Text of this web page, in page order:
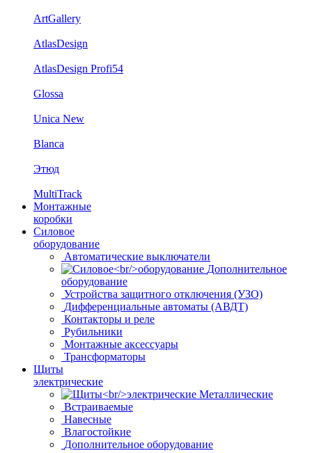
ArtGallery
AtlasDesign
AtlasDesign Profi54
Glossa
Unica New
Blanca
Этюд
MultiTrack
Монтажные
коробки
Силовое
оборудование
Автоматические выключатели
Дополнительное
оборудование
Устройства защитного отключения (УЗО)
Дифференциальные автоматы (АВДТ)
Контакторы и реле
Рубильники
Монтажные аксессуары
Трансформаторы
Щиты
электрические
Металлические
Встраиваемые
Навесные
Влагостойкие
Дополнительное оборудование